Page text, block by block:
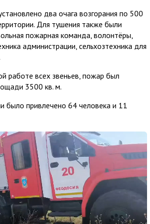
два очага возгорания по 500
Для тушения также были
пожарная команда, волонтёры,
администрации, сельхозтехника для
работе всех звеньев, пожар был
3500 кв. м.
было привлечено 64 человека и 11